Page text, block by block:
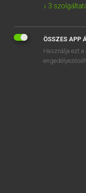
↓ 3
ÖSSZES APP
Használja ezt